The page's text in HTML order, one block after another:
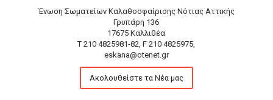
Ένωση Σωματείων Καλαθοσφαίρισης Νότιας Αττικής
Γρυπάρη 136
17675 Καλλιθέα
T 210 4825981-82, F 210 4825975,
eskana@otenet.gr
Ακολουθείστε τα Νέα μας